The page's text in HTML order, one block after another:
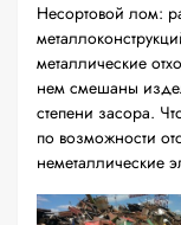
Несортовой лом:
металлические
нем смешаны
степени засора.
по возможности
неметаллические